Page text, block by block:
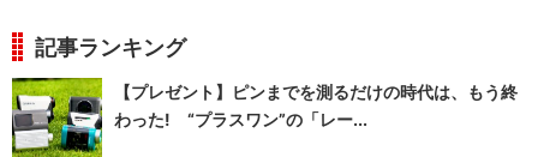
記事ランキング
【プレゼント】ピンまでを測るだけの時代は、もう終
わった! “プラスワン”の「レー...